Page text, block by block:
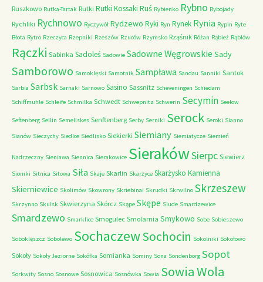
Ruszkowo Rutka-Tartak Rutki Rutki Kossaki Ruś Rybienko Rybno Rybojady
Rychliki Rychnowo Ryczywół Rydzewo Ryki Ryn Rynek Rynia Rypin Ryte
Błota Rytro Rzeczyca Rzepniki Rzeszów Rzuców Rzymsko Rząśnik Różan Rąbież Rąblów
Rączki Sabinka Sadoleś Sadowie Sadowne Węgrowskie Sady
Samborowo Samoklęski Samotnik Sampława Sandau Sanniki Santok
Sarbia Sarbsk Sarnaki Sarnowo Sasino Sassnitz Scheveningen Schiedam
Schiffmuhle Schleife Schmilka Schwedt Schwepnitz Schwerin Secymin Seelow
Seftenberg Sellin Semeliskes Senftenberg Serby Serniki Serock Seroki Sianno
Sianów Sieczychy Siedlce Siedlisko Siekierki Siemiany Siemiatycze Siemień
Nadrzeczny Sieniawa Siennica Sierakowice SierakówSierpc Siewierz
Siomki Sitnica Sitowa Siła Skaje Skarlin Skarżyce Skarżysko Kamienna
Skierniewice Skolimów Skowrony Skriebinai Skrudki Skrwilno Skrzeszew
Skrzynno Skulsk Skwierzyna Skórcz Skąpe Skępe Slude Smardzewice
Smardzewo Smarklice Smogulec Smolarnia Smykowo Sobe Sobieszewo
Soboklęszcz Sobolewo SochaczewSochocin Sokolniki Sokołowo
Sokoły Sokoły Jeziorne Sokółka Somianka Sominy Sona Sondenborg Sopot
Sorkwity Sosno Sosnowe Sosnowica Sosnówka Sowia Sowia Wola